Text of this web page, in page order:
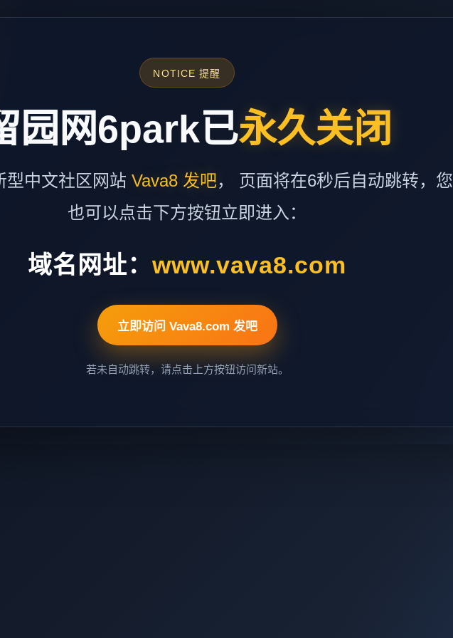
NOTICE 提醒
园网6park已永久关闭
型中文社区网站 Vava8 发吧， 页面将在6秒后自动跳转，您
也可以点击下方按钮立即进入：
域名网址： www.vava8.com
立即访问 Vava8.com 发吧
若未自动跳转，请点击上方按钮访问新站。